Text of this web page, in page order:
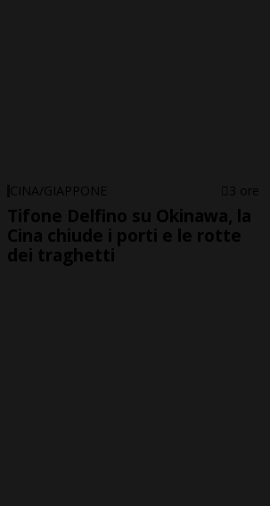
CINA/GIAPPONE 3 ore
Tifone Delfino su Okinawa, la
Cina chiude i porti e le rotte
dei traghetti